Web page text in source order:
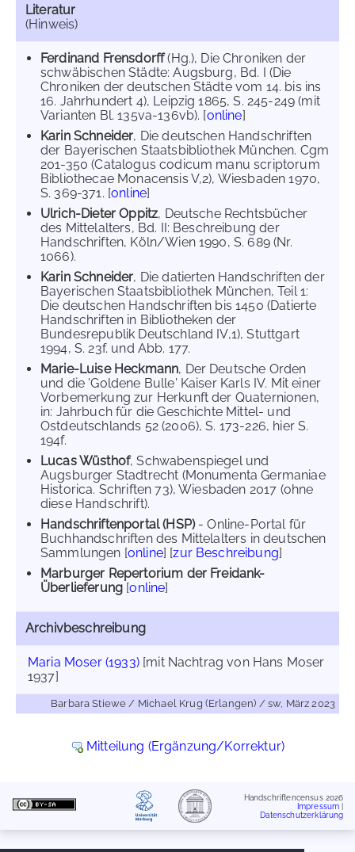
Literatur
(Hinweis)
Ferdinand Frensdorff(Hg.), Die Chroniken der
schwäbischen Städte: Augsburg, Bd. I (Die
Chroniken der deutschen Städte vom 14. bis ins
16. Jahrhundert 4), Leipzig 1865, S. 245-249 (mit
Varianten Bl. 135va-136vb). [online]
Karin Schneider, Die deutschen Handschriften
der Bayerischen Staatsbibliothek München. Cgm
201-350 (Catalogus codicum manu scriptorum
Bibliothecae Monacensis V,2), Wiesbaden 1970,
S. 369-371. [online]
Ulrich-Dieter Oppitz, Deutsche Rechtsbücher
des Mittelalters, Bd. II: Beschreibung der
Handschriften, Köln/Wien 1990, S. 689 (Nr.
1066).
Karin Schneider, Die datierten Handschriften der
Bayerischen Staatsbibliothek München, Teil 1:
Die deutschen Handschriften bis 1450 (Datierte
Handschriften in Bibliotheken der
Bundesrepublik Deutschland IV,1), Stuttgart
1994, S. 23f. und Abb. 177.
Marie-Luise Heckmann, Der Deutsche Orden
und die 'Goldene Bulle' Kaiser Karls IV. Mit einer
Vorbemerkung zur Herkunft der Quaternionen,
in: Jahrbuch für die Geschichte Mittel- und
Ostdeutschlands 52 (2006), S. 173-226, hier S.
194f.
Lucas Wüsthof, Schwabenspiegel und
Augsburger Stadtrecht (Monumenta Germaniae
Historica. Schriften 73), Wiesbaden 2017 (ohne
diese Handschrift).
Handschriftenportal (HSP)- Online-Portal für
Buchhandschriften des Mittelalters in deutschen
Sammlungen [online] [zur Beschreibung]
Marburger Repertorium der Freidank-
Überlieferung [online]
Archivbeschreibung
Maria Moser (1933)[mit Nachtrag von Hans Moser
1937]
Barbara Stiewe / Michael Krug (Erlangen) / sw, März 2023
Mitteilung (Ergänzung/Korrektur)
Handschriftencensus 2026
Impressum
Datenschutzerklärung